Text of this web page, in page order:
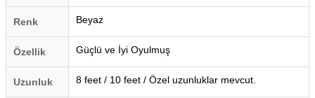
Renk Beyaz
Özellik Güçlü ve İyi Oyulmuş
Uzunluk 8 feet / 10 feet / Özel uzunluklar mevcut.